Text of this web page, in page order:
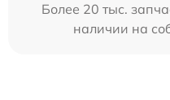
Более 20 тыс.
наличии на